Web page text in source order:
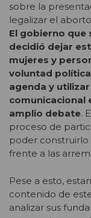
sobre la
legalizar el
El gobierno
decidió dejar
mujeres y
voluntad
agenda y
comunicacional
amplio debate.
proceso de
poder
frente a las
Pese a esto,
contenido de
analizar sus